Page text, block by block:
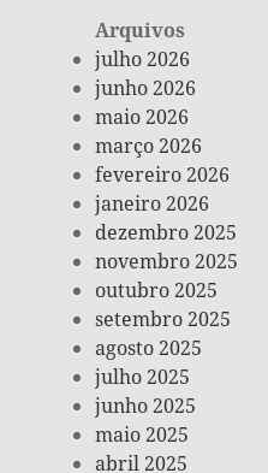
Arquivos
julho 2026
junho 2026
maio 2026
março 2026
fevereiro 2026
janeiro 2026
dezembro 2025
novembro 2025
outubro 2025
setembro 2025
agosto 2025
julho 2025
junho 2025
maio 2025
abril 2025